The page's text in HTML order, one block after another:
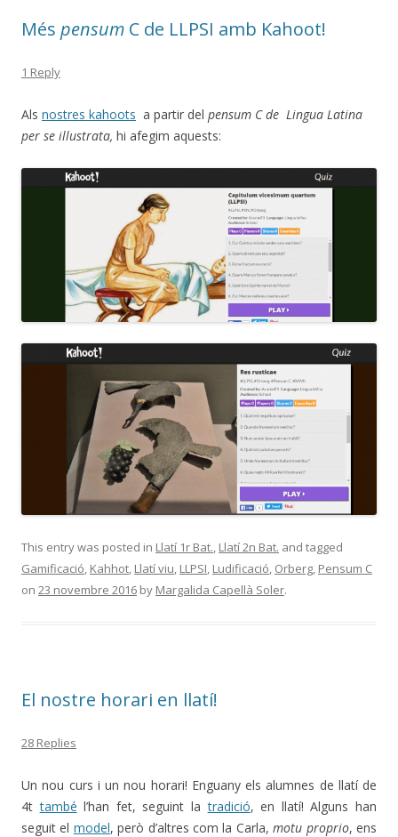
Més pensum C de LLPSI amb Kahoot!
1 Reply
Als nostres kahoots a partir del pensum C de Lingua Latina
per se illustrata, hi afegim aquests:
This entry was posted in Llatí 1r Bat., Llatí 2n Bat. and tagged
Gamificació, Kahhot, Llatí viu, LLPSI, Ludificació, Orberg, Pensum C
on 23 novembre 2016 by Margalida Capellà Soler.
El nostre horari en llatí!
28 Replies
Un nou curs i un nou horari! Enguany els alumnes de llatí de
4ttambé l’han fet, seguint latradició, en llatí! Alguns han
seguit el model, però d’altres com la Carla,motu proprio, ens